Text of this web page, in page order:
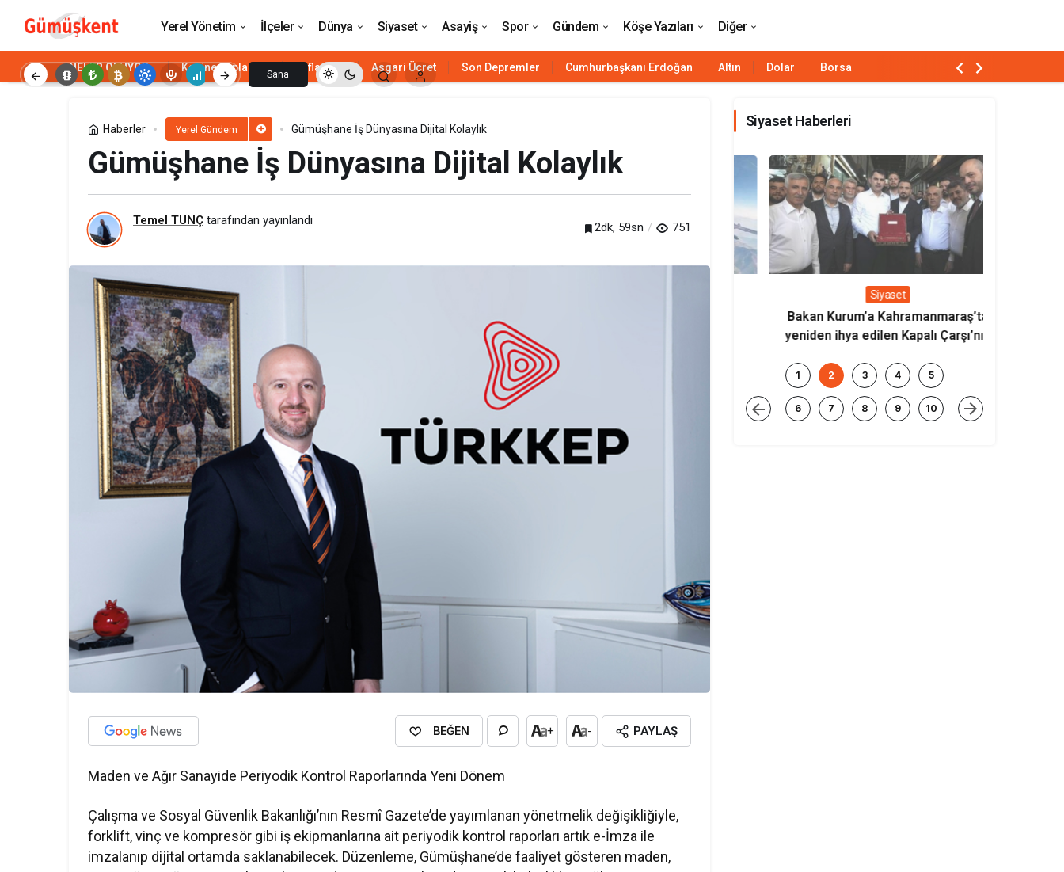
Yerel Yönetim İlçeler Dünya Siyaset Asayiş Spor Gündem Köşe Yazıları Diğer
Sana
NELER OLUYOR Kabine Toplantısı Enflasyon Asgari Ücret Son Depremler Cumhurbaşkanı Erdoğan Altın Dolar Borsa
Haberler Yerel Gündem Gümüşhane İş Dünyasına Dijital Kolaylık
Gümüşhane İş Dünyasına Dijital Kolaylık
Temel TUNÇ tarafından yayınlandı
2dk, 59sn 751
BEĞEN + - PAYLAŞ
Maden ve Ağır Sanayide Periyodik Kontrol Raporlarında Yeni Dönem
Çalışma ve Sosyal Güvenlik Bakanlığı’nın Resmî Gazete’de yayımlanan yönetmelik değişikliğiyle,
forklift, vinç ve kompresör gibi iş ekipmanlarına ait periyodik kontrol raporları artık e-İmza ile
imzalanıp dijital ortamda saklanabilecek. Düzenleme, Gümüşhane’de faaliyet gösteren maden,
Siyaset Haberleri
Siyaset
Bakan Kurum’a Kahramanmaraş’ta
yeniden ihya edilen Kapalı Çarşı’nın
1 2 3 4 5
6 7 8 9 10
Siber Suçlulara Gümüşhane Darbesi